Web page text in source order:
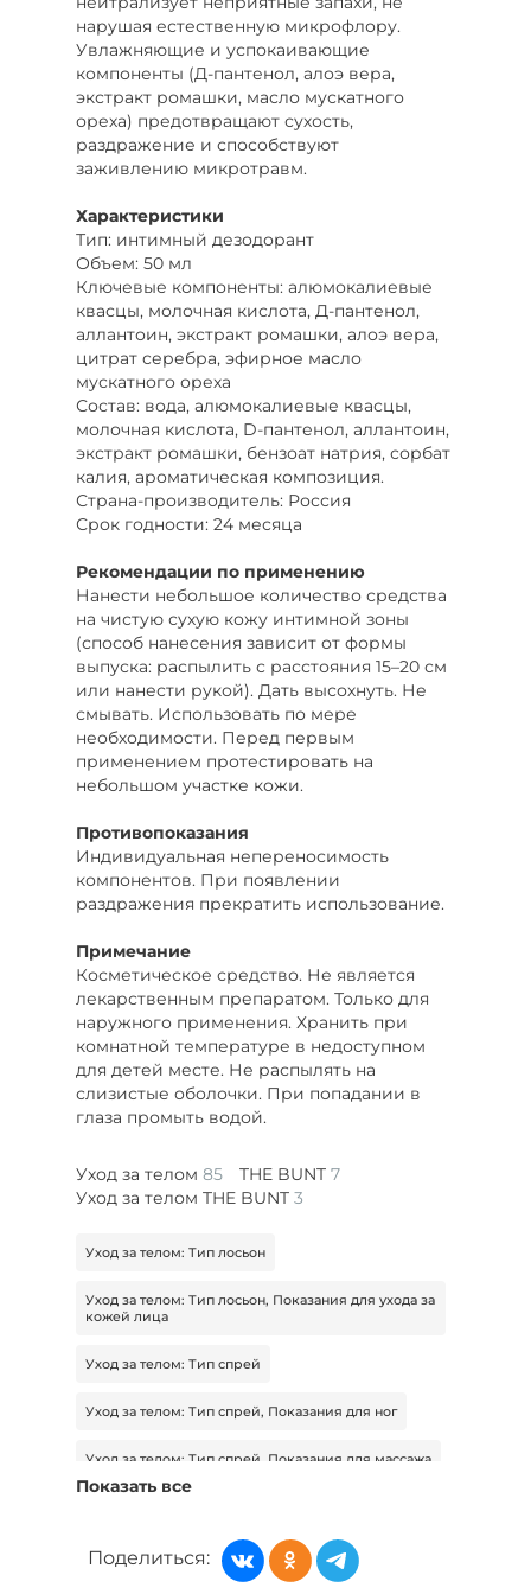
нарушая естественную микрофлору.
Увлажняющие и успокаивающие
компоненты (Д-пантенол, алоэ вера,
экстракт ромашки, масло мускатного
ореха) предотвращают сухость,
раздражение и способствуют
заживлению микротравм.
Характеристики
Тип: интимный дезодорант
Объем: 50 мл
Ключевые компоненты: алюмокалиевые
квасцы, молочная кислота, Д-пантенол,
аллантоин, экстракт ромашки, алоэ вера,
цитрат серебра, эфирное масло
мускатного ореха
Состав: вода, алюмокалиевые квасцы,
молочная кислота, D-пантенол, аллантоин,
экстракт ромашки, бензоат натрия, сорбат
калия, ароматическая композиция.
Страна-производитель: Россия
Срок годности: 24 месяца
Рекомендации по применению
Нанести небольшое количество средства
на чистую сухую кожу интимной зоны
(способ нанесения зависит от формы
выпуска: распылить с расстояния 15–20 см
или нанести рукой). Дать высохнуть. Не
смывать. Использовать по мере
необходимости. Перед первым
применением протестировать на
небольшом участке кожи.
Противопоказания
Индивидуальная непереносимость
компонентов. При появлении
раздражения прекратить использование.
Примечание
Косметическое средство. Не является
лекарственным препаратом. Только для
наружного применения. Хранить при
комнатной температуре в недоступном
для детей месте. Не распылять на
слизистые оболочки. При попадании в
глаза промыть водой.
Уход за телом 85 THE BUNT 7
Уход за телом THE BUNT 3
Уход за телом: Тип лосьон
Уход за телом: Тип лосьон, Показания для ухода за
кожей лица
Уход за телом: Тип спрей
Уход за телом: Тип спрей, Показания для ног
Уход за телом: Тип спрей, Показания для массажа
Уход за телом: Тип массажер, Показания для ног
Показать все
Поделиться: